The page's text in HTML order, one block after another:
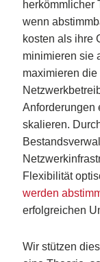
herkömmlicher
wenn
kosten als ihre
minimieren sie
maximieren
Anforderungen
skalieren.
Flexibilität
werden
erfolgreichen
Wir stützen